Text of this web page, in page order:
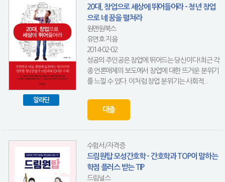
알라딘
20대, 창업으로 세상에 뛰어들어라 - 청년 창업
으로 네 꿈을 펼쳐라
원앤원북스
유연호 지음
2014-02-02
성공의 주인공은 창업에 뛰어드는 당신이다!최근 각
종 언론매체의 보도에서 창업에 대한 뜨거운 분위기
를 느낄 수 있다. 이처럼 창업 분위기는 사회적...
대출
수험서/자격증
드림원탑 모성간호학 - 간호학과 TOP이 말하는
학점 플러스 받는 TIP
드림널스